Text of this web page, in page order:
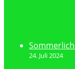
24. Juli 2024